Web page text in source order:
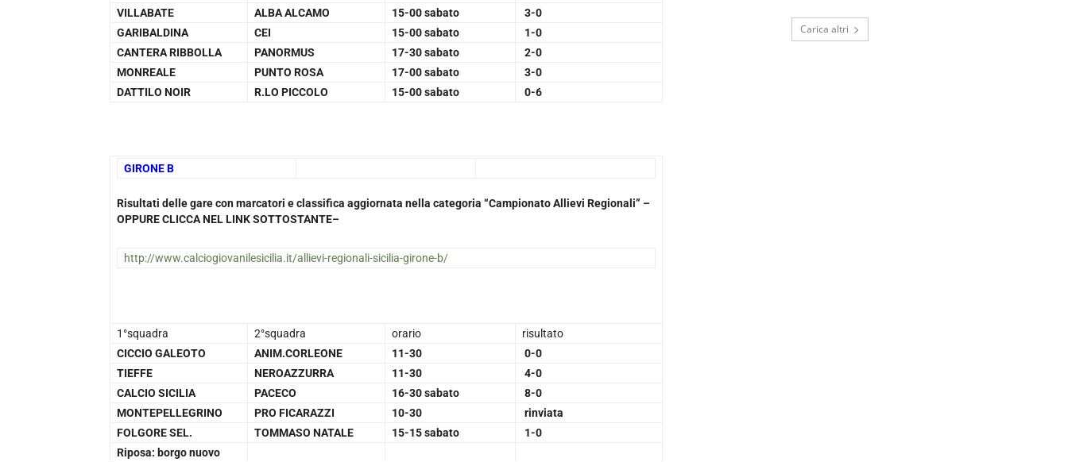
VILLABATE
ALBA ALCAMO 15-00 sabato
3-0
GARIBALDINA
CEI 15-00 sabato
1-0
CANTERA RIBBOLLA
PANORMUS 17-30 sabato
2-0
MONREALE
PUNTO ROSA 17-00 sabato
3-0
DATTILO NOIR
R.LO PICCOLO 15-00 sabato 0-6
GIRONE B
Risultati delle gare con marcatori e classifica aggiornata nella categoria “Campionato Allievi Regionali” –
OPPURE CLICCA NEL LINK SOTTOSTANTE–
http://www.calciogiovanilesicilia.it/allievi-regionali-sicilia-girone-b/
1°squadra 2°squadra orario
risultato
CICCIO GALEOTO
ANIM.CORLEONE 11-30
0-0
TIEFFE
NEROAZZURRA 11-30
4-0
CALCIO SICILIA
PACECO 16-30 sabato
8-0
MONTEPELLEGRINO
PRO FICARAZZI 10-30
rinviata
FOLGORE SEL.
TOMMASO NATALE 15-15 sabato
1-0
Riposa: borgo nuovo
Carica altri